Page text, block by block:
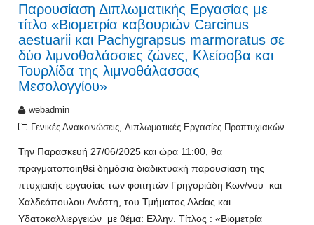
Παρουσίαση Διπλωματικής Εργασίας με
τίτλο «Βιομετρία καβουριών Carcinus
aestuarii και Pachygrapsus marmoratus σε
δύο λιμνοθαλάσσιες ζώνες, Κλείσοβα και
Τουρλίδα της λιμνοθάλασσας
Μεσολογγίου»
webadmin
Γενικές Ανακοινώσεις Διπλωματικές Εργασίες Προπτυχιακών
Την Παρασκευή 27/06/2025 και ώρα 11:00, θα
πραγματοποιηθεί δημόσια διαδικτυακή παρουσίαση της
πτυχιακής εργασίας των φοιτητών Γρηγοριάδη Κων/νου και
Χαλδεόπουλου Ανέστη, του Τμήματος Αλείας και
Υδατοκαλλιεργειών με θέμα: Ελλην. Τίτλος : «Βιομετρία